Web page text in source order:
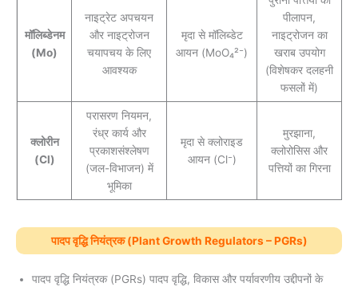
मॉलिब्डेनम
(Mo)
नाइट्रेट अपचयन
और नाइट्रोजन
चयापचय के लिए
आवश्यक
मृदा से मॉलिब्डेट
आयन (MoO₄²⁻)
पीलापन,
नाइट्रोजन का
खराब उपयोग
(विशेषकर दलहनी
फसलों में)
क्लोरीन
(Cl)
परासरण नियमन,
रंध्र कार्य और
प्रकाशसंश्लेषण
(जल-विभाजन) में
भूमिका
मृदा से क्लोराइड
आयन (Cl⁻)
मुरझाना,
क्लोरोसिस और
पत्तियों का गिरना
पादप वृद्धि नियंत्रक (Plant Growth Regulators – PGRs)
पादप वृद्धि नियंत्रक (PGRs) पादप वृद्धि, विकास और पर्यावरणीय उद्दीपनों के